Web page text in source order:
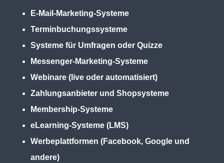
E-Mail-Marketing-Systeme
Terminbuchungssysteme
Systeme für Umfragen oder Quizze
Messenger-Marketing-Systeme
Webinare (live oder automatisiert)
Zahlungsanbieter und Shopsysteme
Membership-Systeme
eLearning-Systeme (LMS)
Werbeplattformen (Facebook, Google und
andere)